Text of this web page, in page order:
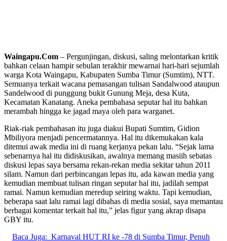
Waingapu.Com – Pergunjingan, diskusi, saling melontarkan kritik
bahkan celaan hampir sebulan terakhir mewarnai hari-hari sejumlah
warga Kota Waingapu, Kabupaten Sumba Timur (Sumtim), NTT.
Semuanya terkait wacana pemasangan tulisan Sandalwood ataupun
Sandelwood di punggung bukit Gunung Meja, desa Kuta,
Kecamatan Kanatang. Aneka pembahasa seputar hal itu bahkan
merambah hingga ke jagad maya oleh para warganet.
Riak-riak pembahasan itu juga diakui Bupati Sumtim, Gidion
Mbiliyora menjadi pencermatannya. Hal itu dikemukakan kala
ditemui awak media ini di ruang kerjanya pekan lalu. “Sejak lama
sebenarnya hal itu didiskusikan, awalnya memang masiih sebatas
diskusi lepas saya bersama rekan-rekan media sekitar tahun 2011
silam. Namun dari perbincangan lepas itu, ada kawan media yang
kemudian membuat tulisan ringan seputar hal itu, jadilah sempat
ramai. Namun kemudian meredup seiring waktu. Tapi kemudian,
beberapa saat lalu ramai lagi dibahas di media sosial, saya memantau
berbagai komentar terkait hal itu,” jelas figur yang akrap disapa
GBY itu.
Baca Juga: Karnaval HUT RI ke -78 di Sumba Timur, Penuh